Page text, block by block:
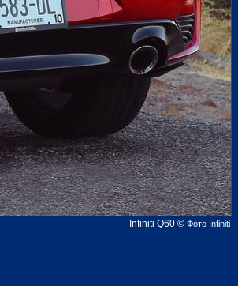
Infiniti Q60 © Фото Infiniti